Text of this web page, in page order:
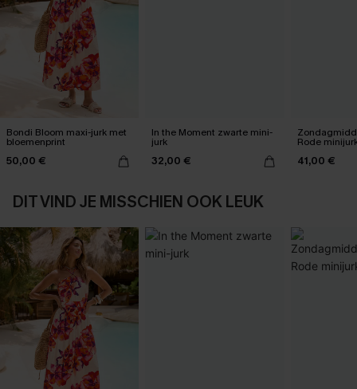
Bondi Bloom maxi-jurk met
bloemenprint
50,00 €
In the Moment zwarte mini-
jurk
32,00 €
Rode
41,00 €
DIT VIND JE MISSCHIEN OOK LEUK